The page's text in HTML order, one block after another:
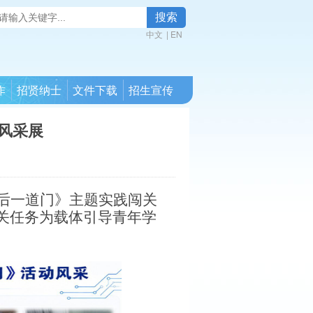
搜索
中文 | EN
招贤纳士 文件下载 招生宣传
采展
一道门》主题实践闯关
任务为载体引导青年学